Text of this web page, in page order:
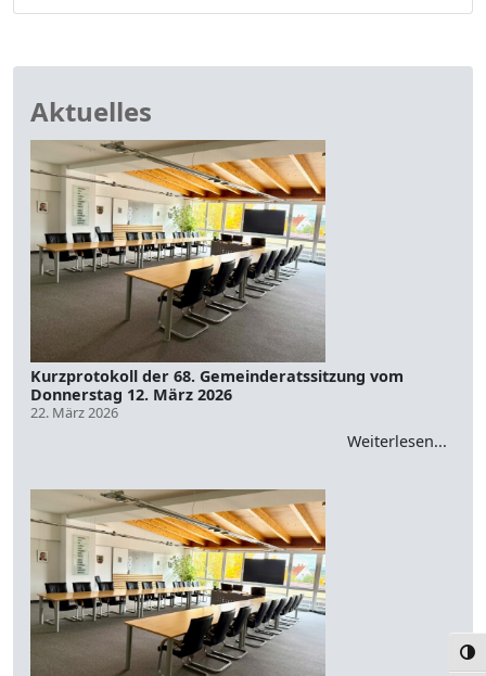
Aktuelles
Kurzprotokoll der 68. Gemeinderatssitzung vom
Donnerstag 12. März 2026
22. März 2026
Weiterlesen...